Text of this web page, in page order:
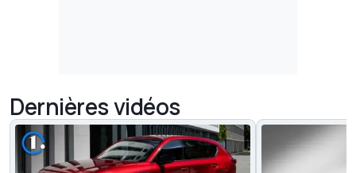
Dernières vidéos